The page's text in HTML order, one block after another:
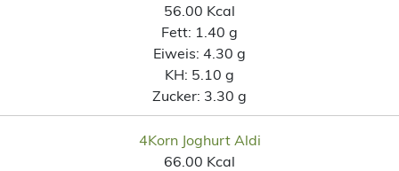
56.00 Kcal
Fett: 1.40 g
Eiweis: 4.30 g
KH: 5.10 g
Zucker: 3.30 g
4Korn Joghurt Aldi
66.00 Kcal